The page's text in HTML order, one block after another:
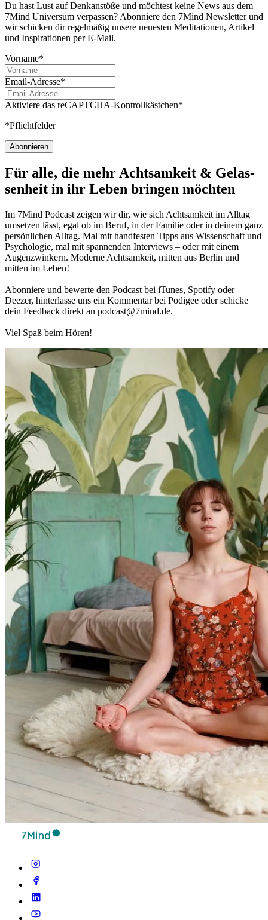
Du hast Lust auf Denkanstöße und möchtest keine News aus dem
7Mind Universum verpassen? Abon­niere den 7Mind News­let­ter und
wir schicken dir regelmäßig unsere neuesten Meditationen, Artikel
und Inspirationen per E-Mail.
Vorname*
Email-Adresse*
Aktiviere das reCAPTCHA-Kontrollkästchen*
*Pflichtfelder
Abonnieren
Für alle, die mehr Acht­sam­keit & Gelas­
sen­heit in ihr Leben brin­gen möch­ten
Im 7Mind Pod­cast zeigen wir dir, wie sich Acht­sam­keit im Alltag
umset­zen lässt, egal ob im Beruf, in der Fami­lie oder in deinem ganz
per­sön­li­chen Alltag. Mal mit hand­fes­ten Tipps aus Wis­sen­schaft und
Psy­cho­lo­gie, mal mit spannenden Interviews – oder mit einem
Augen­zwin­kern. Moderne Acht­sam­keit, mitten aus Berlin und
mitten im Leben!
Abon­niere und bewerte den Pod­cast bei iTunes, Spo­tify oder
Deezer, hin­ter­lasse uns ein Kom­men­tar bei Podigee oder schi­cke
dein Feed­back direkt an podcast@​7​mind.​de.
Viel Spaß beim Hören!